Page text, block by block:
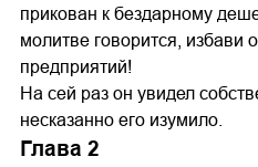
прикован к бездарному
молитве говорится, избави
предприятий!
На сей раз он увидел
несказанно его изумило.
Глава 2